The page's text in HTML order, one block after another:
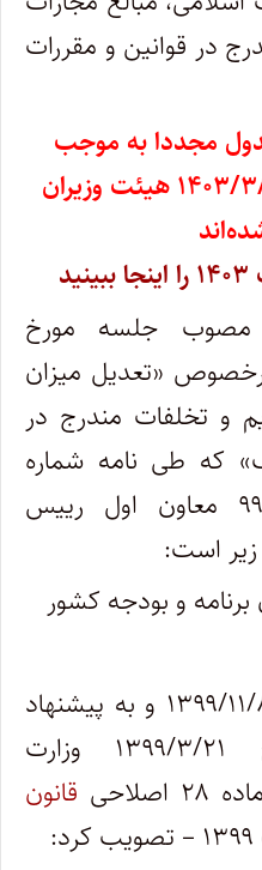
در قوانین و مقررات
مجددا به موجب
تصویب‌نامه مصوب ۱۴۰۳/۳/۳۰ هیئت وزیران
مصوب جلسه مورخ
درخصوص «تعدیل میزان
و تخلفات مندرج در
که طی نامه شماره
۱۵۳۹۷۳ مورخ ۹۹/۱۲/۲۵ معاون اول رییس
است:
و بودجه کشور
هیات وزیران در جلسه ۱۳۹۹/۱۱/۸ و به پیشنهاد
شماره ۲۴۷۸۴ مورخ ۱۳۹۹/۳/۲۱ وزارت
قانون